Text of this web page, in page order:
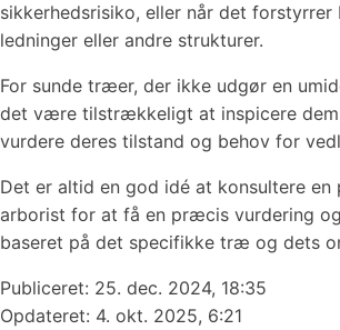
sikkerhedsrisiko, eller når det forstyrrer
ledninger eller andre strukturer.
For sunde træer, der ikke udgør en
det være tilstrækkeligt at inspicere
vurdere deres tilstand og behov for
Det er altid en god idé at konsultere en
arborist for at få en præcis vurdering
baseret på det specifikke træ og dets
Publiceret: 25. dec. 2024, 18:35
Opdateret: 4. okt. 2025, 6:21